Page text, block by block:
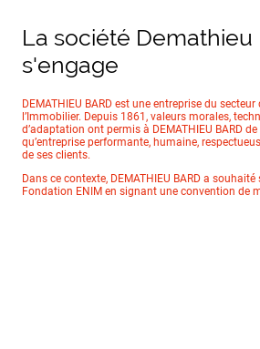
La société Demathieu
s'engage
DEMATHIEU BARD est une entreprise du
l’Immobilier. Depuis 1861, valeurs morales,
d’adaptation ont permis à DEMATHIEU BARD
qu’entreprise performante, humaine,
de ses clients.
Dans ce contexte, DEMATHIEU BARD a
Fondation ENIM en signant une convention de